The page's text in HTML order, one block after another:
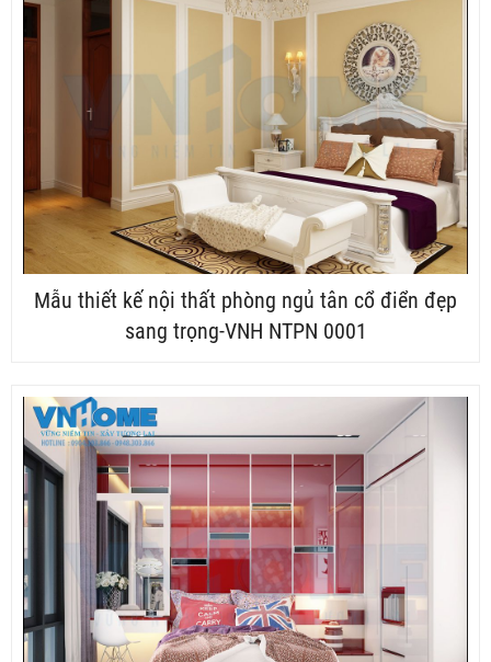
Mẫu thiết kế nội thất phòng ngủ tân cổ điển đẹp
sang trọng-VNH NTPN 0001